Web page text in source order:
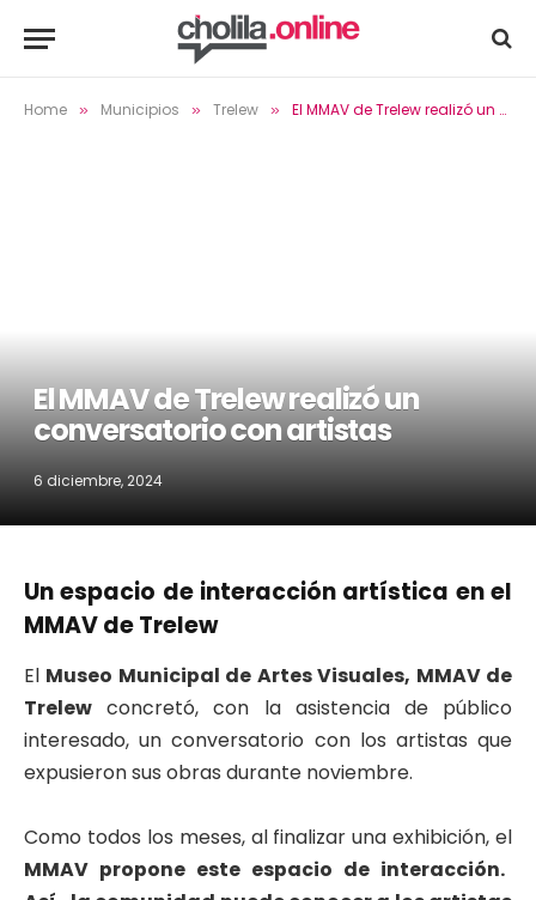
Home » Municipios » Trelew » El MMAV de Trelew realizó un conversatorio con artistas
El MMAV de Trelew realizó un
conversatorio con artistas
6 diciembre, 2024
Un espacio de interacción artística en el
MMAV de Trelew
El Museo Municipal de Artes Visuales, MMAV de
Trelew concretó, con la asistencia de público
interesado, un conversatorio con los artistas que
expusieron sus obras durante noviembre.
Como todos los meses, al finalizar una exhibición, el
MMAV propone este espacio de interacción.